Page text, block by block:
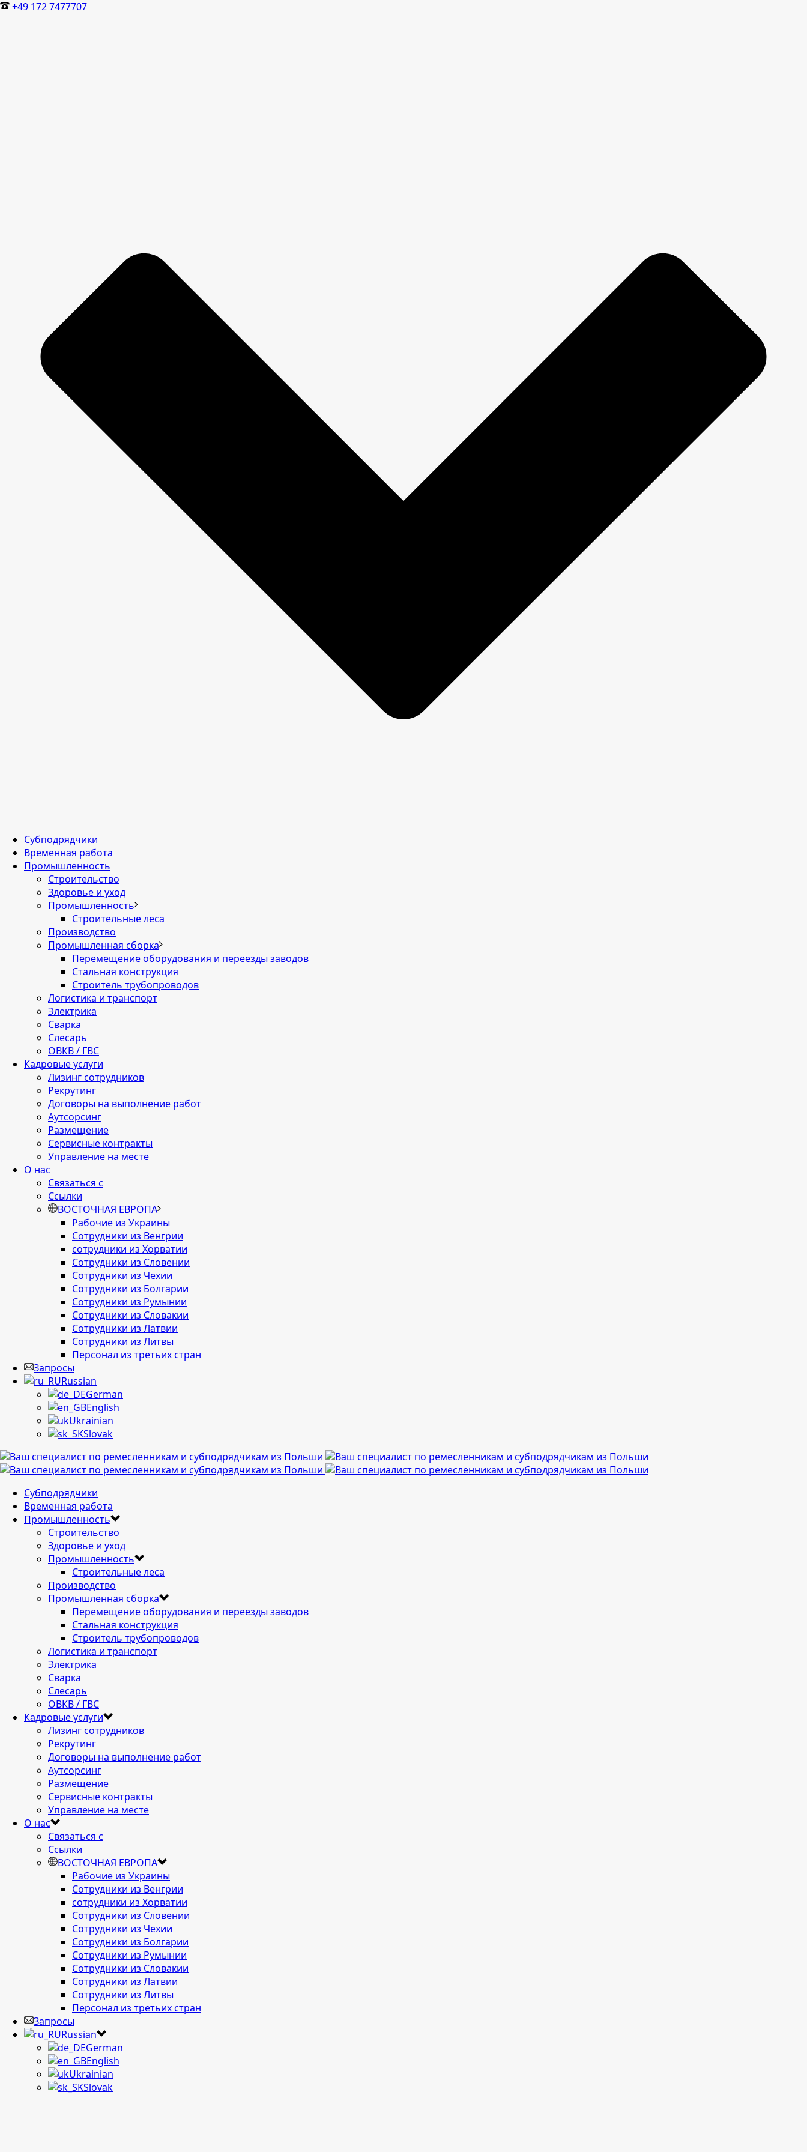
+49 172 7477707
Cубподрядчики
Временная работа
Промышленность
Строительство
Здоровье и уход
Промышленность
Строительные леса
Производство
Промышленная сборка
Перемещение оборудования и переезды заводов
Стальная конструкция
Строитель трубопроводов
Логистика и транспорт
Электрика
Сварка
Слесарь
ОВКВ / ГВС
Кадровые услуги
Лизинг сотрудников
Рекрутинг
Договоры на выполнение работ
Аутсорсинг
Размещение
Сервисные контракты
Управление на месте
О нас
Связаться с
Ссылки
ВОСТОЧНАЯ ЕВРОПА
Рабочие из Украины
Сотрудники из Венгрии
сотрудники из Хорватии
Сотрудники из Словении
Сотрудники из Чехии
Сотрудники из Болгарии
Сотрудники из Румынии
Сотрудники из Словакии
Сотрудники из Латвии
Сотрудники из Литвы
Персонал из третьих стран
Запросы
Russian
German
English
Ukrainian
Slovak
Cубподрядчики
Временная работа
Промышленность
Строительство
Здоровье и уход
Промышленность
Строительные леса
Производство
Промышленная сборка
Перемещение оборудования и переезды заводов
Стальная конструкция
Строитель трубопроводов
Логистика и транспорт
Электрика
Сварка
Слесарь
ОВКВ / ГВС
Кадровые услуги
Лизинг сотрудников
Рекрутинг
Договоры на выполнение работ
Аутсорсинг
Размещение
Сервисные контракты
Управление на месте
О нас
Связаться с
Ссылки
ВОСТОЧНАЯ ЕВРОПА
Рабочие из Украины
Сотрудники из Венгрии
сотрудники из Хорватии
Сотрудники из Словении
Сотрудники из Чехии
Сотрудники из Болгарии
Сотрудники из Румынии
Сотрудники из Словакии
Сотрудники из Латвии
Сотрудники из Литвы
Персонал из третьих стран
Запросы
Russian
German
English
Ukrainian
Slovak